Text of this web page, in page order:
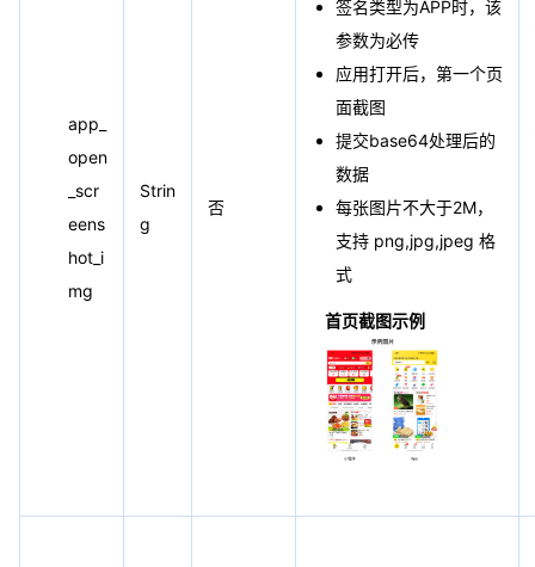
app_
open
_scr
eens
hot_i
mg
Strin
g
否
签名类型为APP时，该
参数为必传
应用打开后，第一个页
面截图
提交base64处理后的
数据
每张图片不大于2M，
支持 png,jpg,jpeg 格
式
首页截图示例